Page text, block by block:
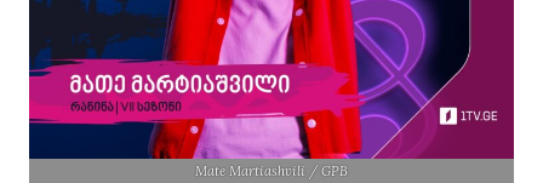
Mate Martiashvili / GPB